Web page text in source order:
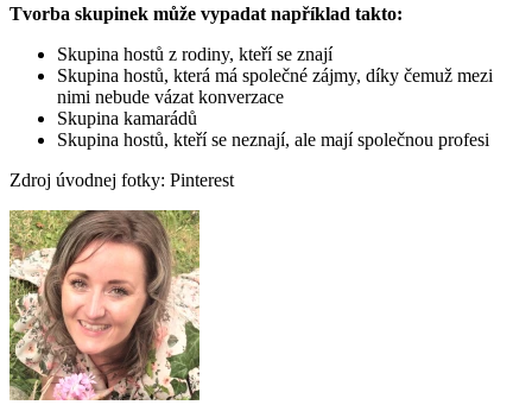
Tvorba skupinek může vypadat například takto:
Skupina hostů z rodiny, kteří se znají
Skupina hostů, která má společné zájmy, díky čemuž mezi
nimi nebude vázat konverzace
Skupina kamarádů
Skupina hostů, kteří se neznají, ale mají společnou profesi
Zdroj úvodnej fotky: Pinterest